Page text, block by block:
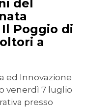
del
Poggio di
a
ed Innovazione
venerdì 7 luglio
presso